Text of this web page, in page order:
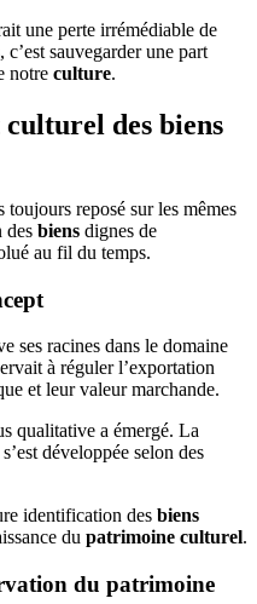
une perte irrémédiable de
c’est sauvegarder une part
notre culture.
des biens
toujours reposé sur les mêmes
des biens dignes de
au fil du temps.
ses racines dans le domaine
à réguler l’exportation
et leur valeur marchande.
qualitative a émergé. La
développée selon des
identification des biens
du patrimoine culturel.
du patrimoine